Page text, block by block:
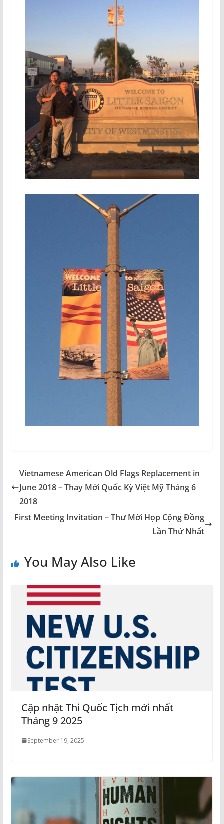
Vietnamese American Old Flags Replacement in
June 2018 – Thay Mới Quốc Kỳ Việt Mỹ Tháng 6
2018
First Meeting Invitation – Thư Mời Họp Cộng Đồng
Lần Thứ Nhất
You May Also Like
Cập nhật Thi Quốc Tịch mới nhất
Tháng 9 2025
September 19, 2025